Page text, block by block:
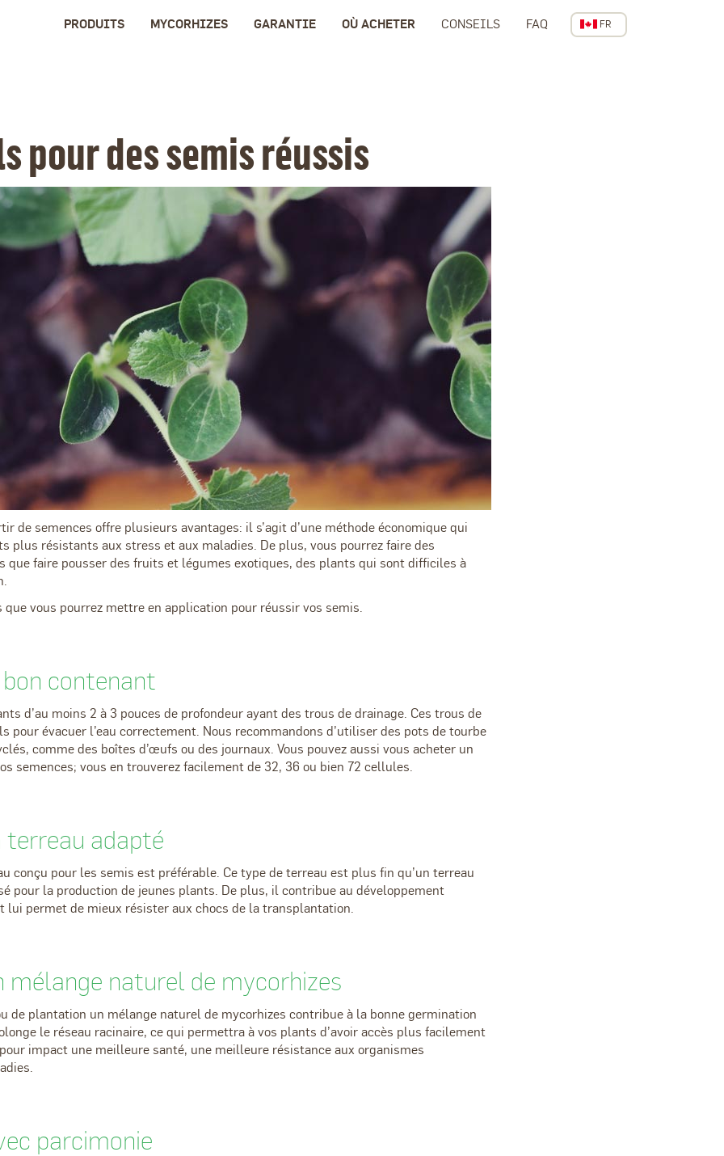
PRODUITS MYCORHIZES GARANTIE OÙ ACHETER CONSEILS FAQ
CANADA FR
pour des semis réussis
de semences offre plusieurs avantages: il s’agit d’une méthode économique qui
plus résistants aux stress et aux maladies. De plus, vous pourrez faire des
que faire pousser des fruits et légumes exotiques, des plants qui sont difficiles à
que vous pourrez mettre en application pour réussir vos semis.
contenant
d’au moins 2 à 3 pouces de profondeur ayant des trous de drainage. Ces trous de
pour évacuer l’eau correctement. Nous recommandons d’utiliser des pots de tourbe
comme des boîtes d’œufs ou des journaux. Vous pouvez aussi vous acheter un
semences; vous en trouverez facilement de 32, 36 ou bien 72 cellules.
terreau adapté
conçu pour les semis est préférable. Ce type de terreau est plus fin qu’un terreau
pour la production de jeunes plants. De plus, il contribue au développement
lui permet de mieux résister aux chocs de la transplantation.
mélange naturel de mycorhizes
de plantation un mélange naturel de mycorhizes contribue à la bonne germination
le réseau racinaire, ce qui permettra à vos plants d’avoir accès plus facilement
impact une meilleure santé, une meilleure résistance aux organismes
parcimonie